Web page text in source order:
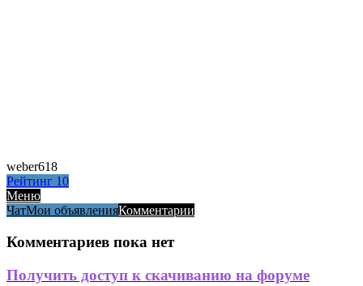
weber618
Рейтинг 10
Меню
ЧатМои объявленияКомментарии
Комментариев пока нет
Получить доступ к скачиванию на форуме